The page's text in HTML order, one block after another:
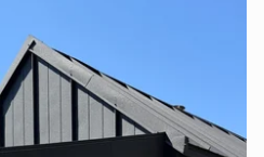
курорт Плай,
а також мальовничий
хто любить
неподалік є відомі
форель».